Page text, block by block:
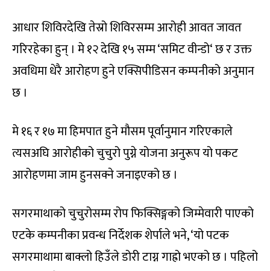
आधार शिविरदेखि तेस्रो शिविरसम्म आरोही आवत जावत
गरिरहेका हुन् । मे १२ देखि १५ सम्म ‘समिट वीन्डो‘ छ र उक्त
अवधिमा धेरै आरोहण हुने एक्सिपीडिसन कम्पनीको अनुमान
छ ।
मे १६ र १७ मा हिमपात हुने मौसम पूर्वानुमान गरिएकाले
त्यसअघि आरोहीको चुचुरो पुग्ने योजना अनुरूप यो पकट
आरोहणमा जाम हुनसक्ने जनाइएको छ ।
सगरमाथाको चुचुरोसम्म रोप फिक्सिङ्गको जिम्मेवारी पाएको
एटके कम्पनीका प्रवन्ध निर्देशक शेर्पाले भने, ‘यो पटक
सगरमाथामा बाक्लो हिउँले डोरी टाग्न गाह्रो भएको छ । पहिलो